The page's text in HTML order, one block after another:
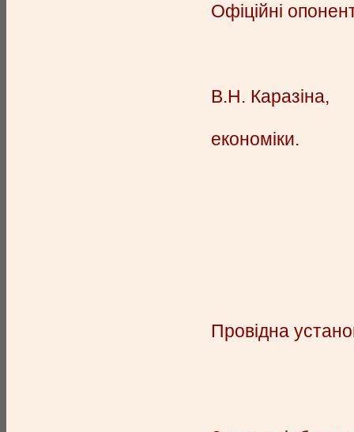
Офіційні
В.Н. Каразіна,
економіки.
Провідна